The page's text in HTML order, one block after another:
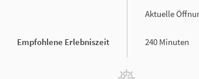
Aktuelle
Empfohlene Erlebniszeit 240 Minuten